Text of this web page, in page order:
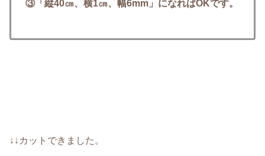
③「縦40㎝、横1㎝、幅6mm」になればOKです。
↓↓カットできました。